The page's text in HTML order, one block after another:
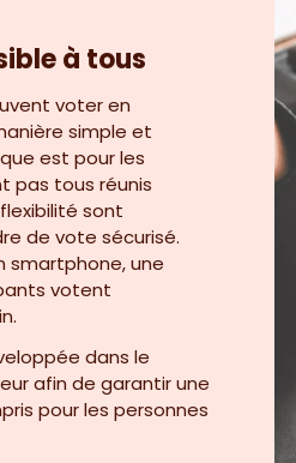
à tous
voter en
simple et
est pour les
pas tous réunis
sont
de vote sécurisé.
smartphone, une
votent
dans le
afin de garantir une
pour les personnes